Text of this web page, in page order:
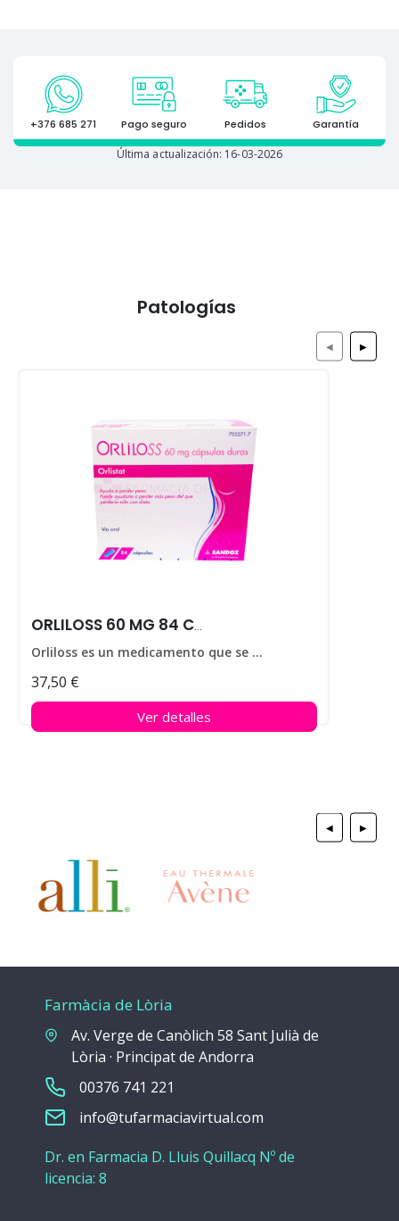
+376 685 271 Pago seguro Pedidos Garantía
Última actualización: 16-03-2026
Patologías
ORLILOSS 60 MG 84 CAPS
Orliloss es un medicamento que se utiliza para ayudar a perder peso en personas que padecen obesidad.
37,50 €
Ver detalles
◀ ▶
◀ ▶
Farmàcia de Lòria
Av. Verge de Canòlich 58 Sant Julià de
Lòria · Principat de Andorra
00376 741 221
info@tufarmaciavirtual.com
Dr. en Farmacia D. Lluis Quillacq Nº de
licencia: 8